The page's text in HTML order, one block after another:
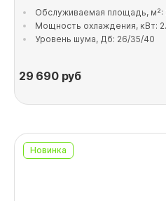
Обслуживаемая площадь, м²:
Мощность охлаждения, кВт:
Уровень шума, Дб: 26/35/40
29 690руб
Новинка